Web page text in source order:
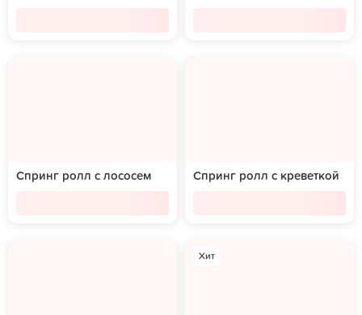
Спринг ролл с лососем Спринг ролл с креветкой
Хит